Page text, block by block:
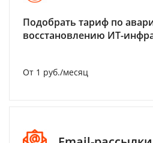
Подобрать тариф по
восстановлению ИТ-
От 1 руб./месяц